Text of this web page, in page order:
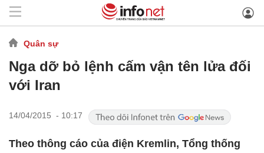
Quân sự
Nga dỡ bỏ lệnh cấm vận tên lửa đối
với Iran
14/04/2015 - 10:17
Theo thông cáo của điện Kremlin, Tổng thống